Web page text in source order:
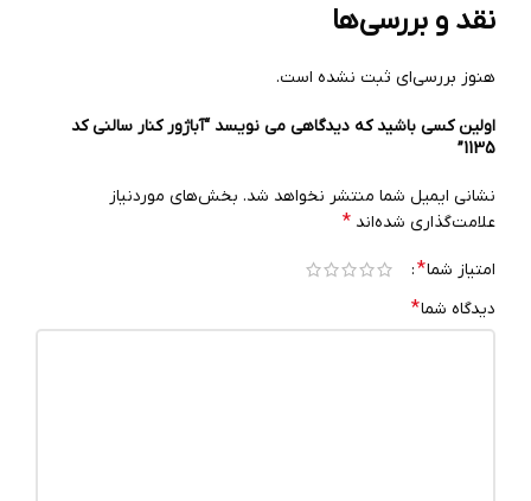
نقد و بررسی‌ها
هنوز بررسی‌ای ثبت نشده است.
اولین کسی باشید که دیدگاهی می نویسد “آباژور کنار سالنی کد
1135”
نشانی ایمیل شما منتشر نخواهد شد. بخش‌های موردنیاز
علامت‌گذاری شده‌اند *
امتیاز شما*
دیدگاه شما*